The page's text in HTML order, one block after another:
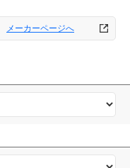
メーカーページへ